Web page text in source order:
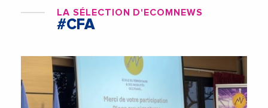
LA SÉLECTION D'ECOMNEWS
#CFA